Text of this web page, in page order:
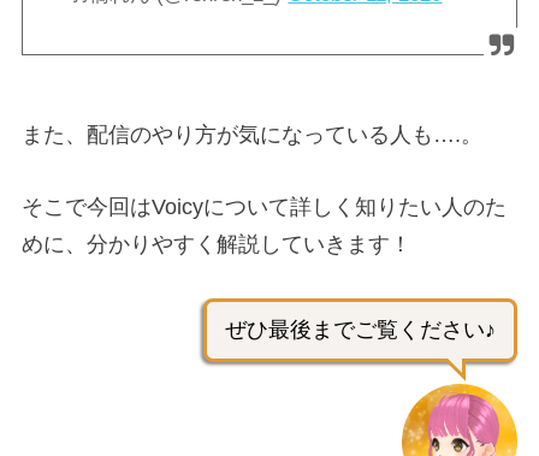
また、配信のやり方が気になっている人も….。
そこで今回はVoicyについて詳しく知りたい人のた
めに、分かりやすく解説していきます！
ぜひ最後までご覧ください♪